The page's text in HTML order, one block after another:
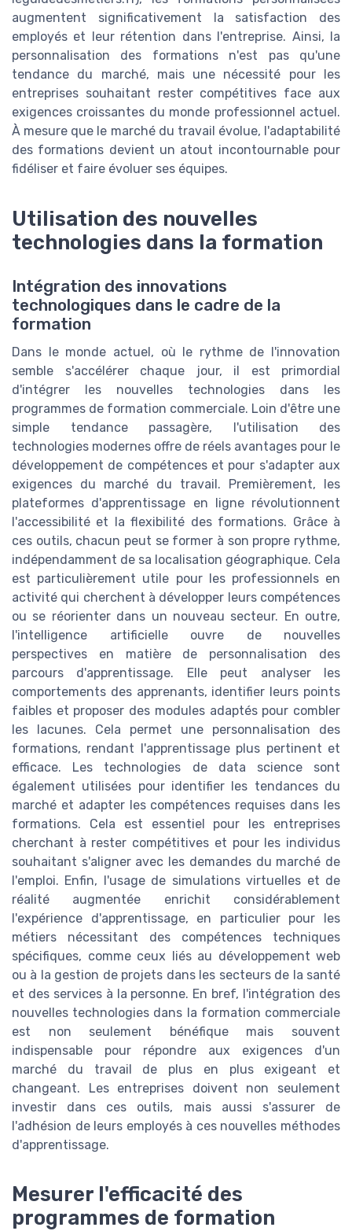
augmentent significativement la satisfaction des
employés et leur rétention dans l'entreprise. Ainsi, la
personnalisation des formations n'est pas qu'une
tendance du marché, mais une nécessité pour les
entreprises souhaitant rester compétitives face aux
exigences croissantes du monde professionnel actuel.
À mesure que le marché du travail évolue, l'adaptabilité
des formations devient un atout incontournable pour
fidéliser et faire évoluer ses équipes.
Utilisation des nouvelles
technologies dans la formation
Intégration des innovations
technologiques dans le cadre de la
formation
Dans le monde actuel, où le rythme de l'innovation
semble s'accélérer chaque jour, il est primordial
d'intégrer les nouvelles technologies dans les
programmes de formation commerciale. Loin d'être une
simple tendance passagère, l'utilisation des
technologies modernes offre de réels avantages pour le
développement de compétences et pour s'adapter aux
exigences du marché du travail. Premièrement, les
plateformes d'apprentissage en ligne révolutionnent
l'accessibilité et la flexibilité des formations. Grâce à
ces outils, chacun peut se former à son propre rythme,
indépendamment de sa localisation géographique. Cela
est particulièrement utile pour les professionnels en
activité qui cherchent à développer leurs compétences
ou se réorienter dans un nouveau secteur. En outre,
l'intelligence artificielle ouvre de nouvelles
perspectives en matière de personnalisation des
parcours d'apprentissage. Elle peut analyser les
comportements des apprenants, identifier leurs points
faibles et proposer des modules adaptés pour combler
les lacunes. Cela permet une personnalisation des
formations, rendant l'apprentissage plus pertinent et
efficace. Les technologies de data science sont
également utilisées pour identifier les tendances du
marché et adapter les compétences requises dans les
formations. Cela est essentiel pour les entreprises
cherchant à rester compétitives et pour les individus
souhaitant s'aligner avec les demandes du marché de
l'emploi. Enfin, l'usage de simulations virtuelles et de
réalité augmentée enrichit considérablement
l'expérience d'apprentissage, en particulier pour les
métiers nécessitant des compétences techniques
spécifiques, comme ceux liés au développement web
ou à la gestion de projets dans les secteurs de la santé
et des services à la personne. En bref, l'intégration des
nouvelles technologies dans la formation commerciale
est non seulement bénéfique mais souvent
indispensable pour répondre aux exigences d'un
marché du travail de plus en plus exigeant et
changeant. Les entreprises doivent non seulement
investir dans ces outils, mais aussi s'assurer de
l'adhésion de leurs employés à ces nouvelles méthodes
d'apprentissage.
Mesurer l'efficacité des
programmes de formation